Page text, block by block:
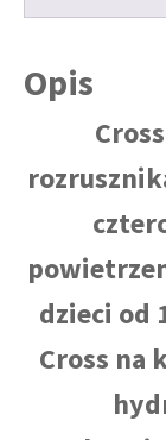
Opis
dzieci od
Cross na